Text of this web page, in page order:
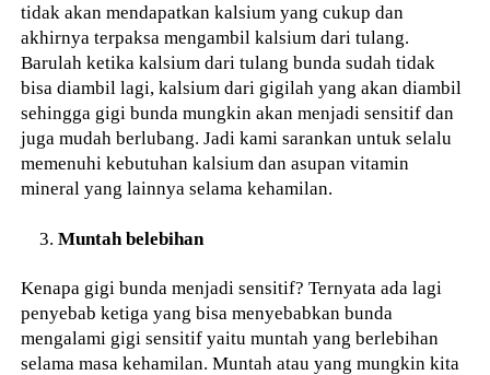
tidak akan mendapatkan kalsium yang cukup dan
akhirnya terpaksa mengambil kalsium dari tulang.
Barulah ketika kalsium dari tulang bunda sudah tidak
bisa diambil lagi, kalsium dari gigilah yang akan diambil
sehingga gigi bunda mungkin akan menjadi sensitif dan
juga mudah berlubang. Jadi kami sarankan untuk selalu
memenuhi kebutuhan kalsium dan asupan vitamin
mineral yang lainnya selama kehamilan.
Muntah belebihan
Kenapa gigi bunda menjadi sensitif? Ternyata ada lagi
penyebab ketiga yang bisa menyebabkan bunda
mengalami gigi sensitif yaitu muntah yang berlebihan
selama masa kehamilan. Muntah atau yang mungkin kita